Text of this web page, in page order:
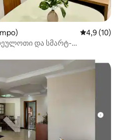
საშუალო
4,9 (10)
და სმარტ-